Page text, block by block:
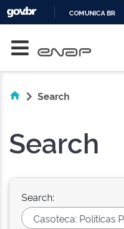
COMUNICA BR
Search
Search
Search: